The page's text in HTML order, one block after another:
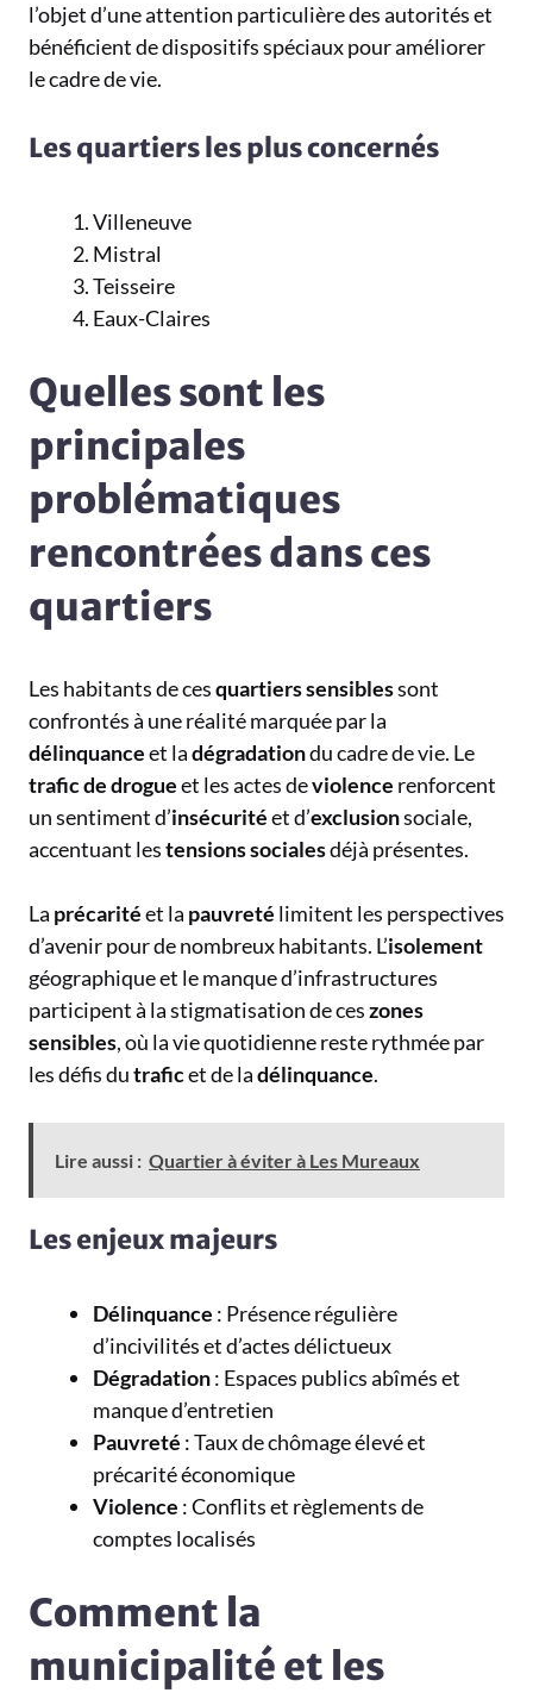
l’objet d’une attention particulière des autorités et
bénéficient de dispositifs spéciaux pour améliorer
le cadre de vie.
Les quartiers les plus concernés
Villeneuve
Mistral
Teisseire
Eaux-Claires
Quelles sont les
principales
problématiques
rencontrées dans ces
quartiers
Les habitants de cesquartiers sensiblessont
confrontés à une réalité marquée par la
délinquanceet ladégradationdu cadre de vie. Le
trafic de drogueet les actes deviolence renforcent
un sentiment d’insécuritéet d’exclusionsociale,
accentuant lestensions socialesdéjà présentes.
La précaritéet la pauvreté limitent les perspectives
d’avenir pour de nombreux habitants. L’isolement
géographique et le manque d’infrastructures
participent à la stigmatisation de ceszones
sensibles, où la vie quotidienne reste rythmée par
les défis dutraficet de ladélinquance.
Lire aussi : Quartier à éviter à Les Mureaux
Les enjeux majeurs
Délinquance : Présence régulière
d’incivilités et d’actes délictueux
Dégradation: Espaces publics abîmés et
manque d’entretien
Pauvreté : Taux de chômage élevé et
précarité économique
Violence : Conflits et règlements de
comptes localisés
Comment la
municipalité et les